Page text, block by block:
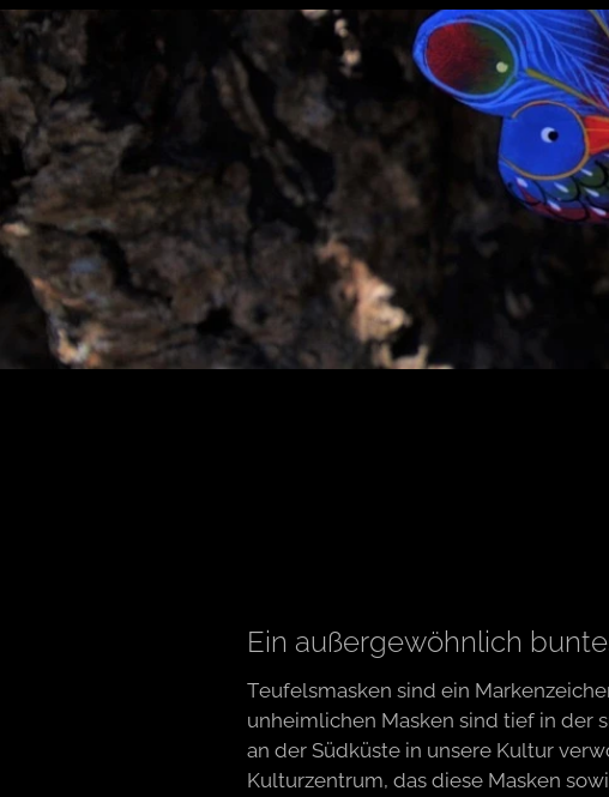
Ein außergewöhnlich
Teufelsmasken sind ein
unheimlichen Masken sind tief in der
an der Südküste in unsere Kultur
Kulturzentrum, das diese Masken